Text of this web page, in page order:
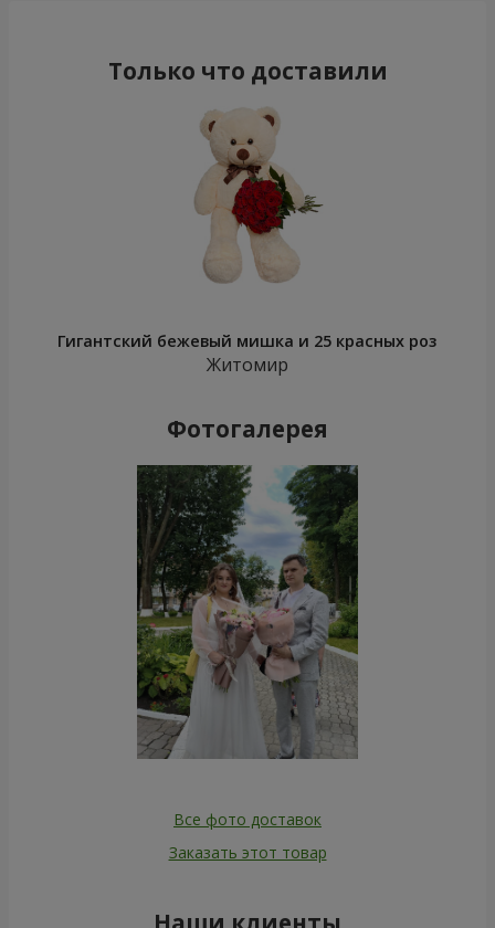
Только что доставили
Гигантский бежевый мишка и 25 красных роз
Житомир
Фотогалерея
Все фото доставок
Заказать этот товар